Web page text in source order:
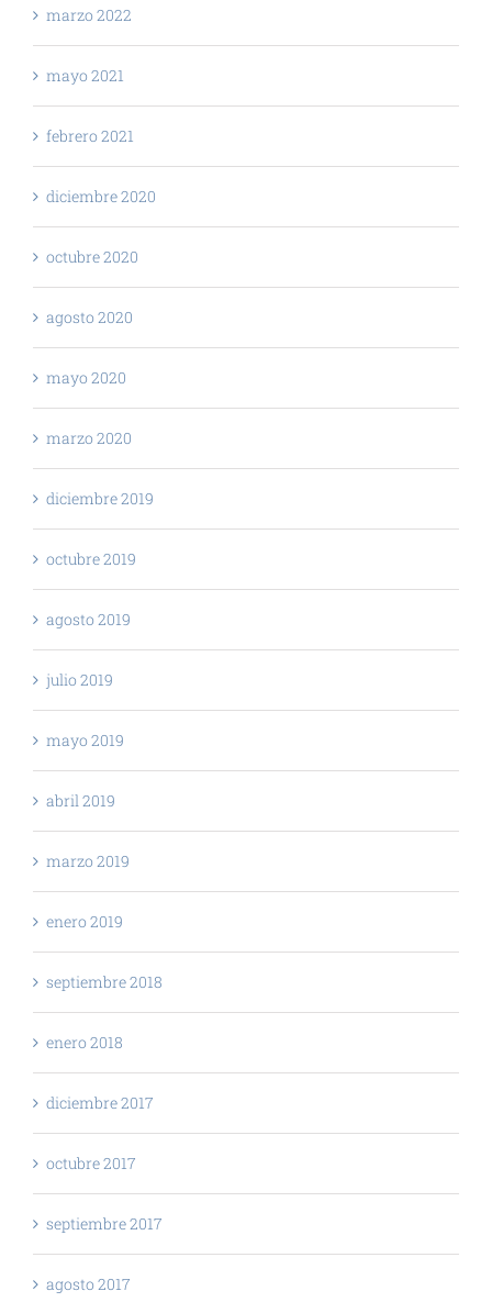
marzo 2022
mayo 2021
febrero 2021
diciembre 2020
octubre 2020
agosto 2020
mayo 2020
marzo 2020
diciembre 2019
octubre 2019
agosto 2019
julio 2019
mayo 2019
abril 2019
marzo 2019
enero 2019
septiembre 2018
enero 2018
diciembre 2017
octubre 2017
septiembre 2017
agosto 2017